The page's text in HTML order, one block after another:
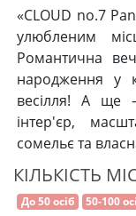
«CLOUD no.7
улюбленим
Романтична
народження у
весілля! А ще
інтер'єр,
сомельє та
КІЛЬКІСТЬ
До 50 осіб 50-100